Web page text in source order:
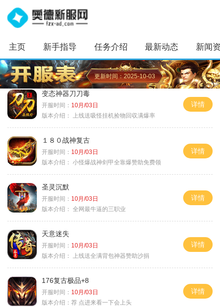
主页 新手指导 任务介绍 最新动态 新闻
更新时间：2025-10-03
变态神器刀刀毒
开服时间： 10月/03日
版本介绍：
上线送吸怪挂机捡物回収满爆率
详情
１８０战神复古
开服时间： 10月/03日
版本介绍： 小怪爆战神剑甲全靠爆赞助免费领
详情
圣灵沉默
开服时间： 10月/03日
版本介绍： 全网最牛逼的三职业
详情
天意迷失
开服时间： 10月/03日
版本介绍：
上线送全满背包神器赞助沙捐
详情
176复古极品+8
开服时间： 10月/03日
版本介绍： 荐 点进来看一下会上头
详情